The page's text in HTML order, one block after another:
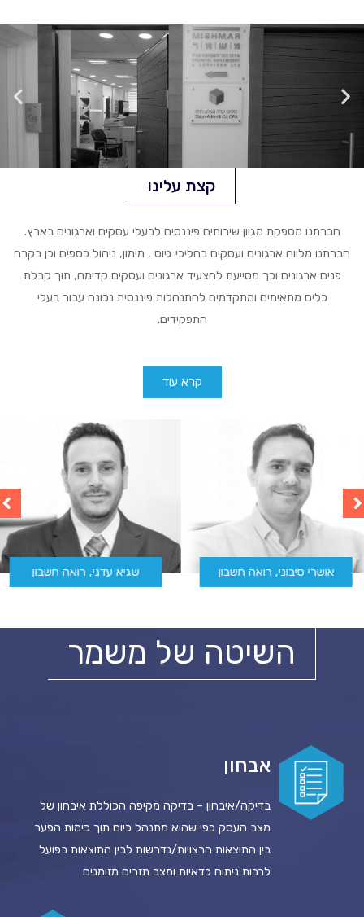
קצת עלינו
חברתנו מספקת מגוון שירותים פיננסים לבעלי עסקים וארגונים בארץ.
חברתנו מלווה ארגונים ועסקים בהליכי גיוס , מימון, ניהול כספים וכן בקרה
פנים ארגונים וכך מסייעת להצעיד ארגונים ועסקים קדימה, תוך קבלת
כלים מתאימים ומתקדמים להתנהלות פיננסית נכונה עבור בעלי
התפקידים.
קרא עוד
אושרי סיבוני, רואה חשבון שגיא עדני, רואה חשבון
השיטה של משמר
אבחון
בדיקה/איבחון – בדיקה מקיפה הכוללת איבחון של
מצב העסק כפי שהוא מתנהל כיום תוך כימות הפער
בין התוצאות הרצויות/נדרשות לבין התוצאות בפועל
לרבות ניתוח כדאיות ומצב תזרים מזומנים